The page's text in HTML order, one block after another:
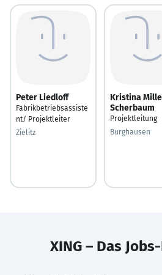
Peter Liedloff
Fabrikbetriebsassiste
nt/ Projektleiter
Zielitz
Kristina
Scherbaum
Projektleitung
Burghausen
XING – Das